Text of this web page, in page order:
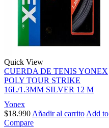
Quick View
CUERDA DE TENIS YONEX
POLY TOUR STRIKE
16L/1.3MM SILVER 12 M
Yonex
$18.990 Añadir al carrito Add to
Compare